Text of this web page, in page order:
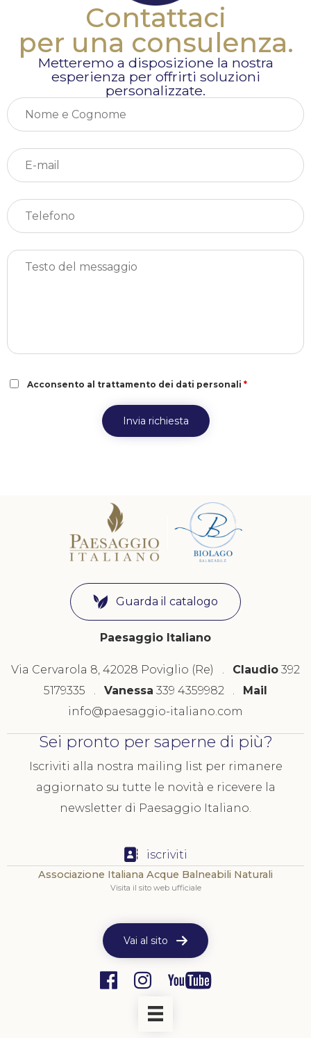
Contattaci
per una consulenza.
Metteremo a disposizione la nostra
esperienza per offrirti soluzioni
personalizzate.
Acconsento al trattamento dei dati personali *
Guarda il catalogo
Paesaggio Italiano
Via Cervarola 8, 42028 Poviglio (Re) . Claudio 392
5179335 . Vanessa 339 4359982 . Mail
info@paesaggio-italiano.com
Sei pronto per saperne di più?
Iscriviti alla nostra mailing list per rimanere
aggiornato su tutte le novità e ricevere la
newsletter di Paesaggio Italiano.
iscriviti
Associazione Italiana Acque Balneabili Naturali
Visita il sito web ufficiale
Vai al sito